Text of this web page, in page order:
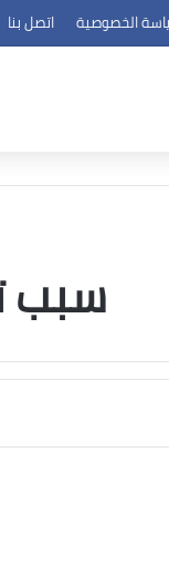
الخصوصية اتصل بنا
سبب